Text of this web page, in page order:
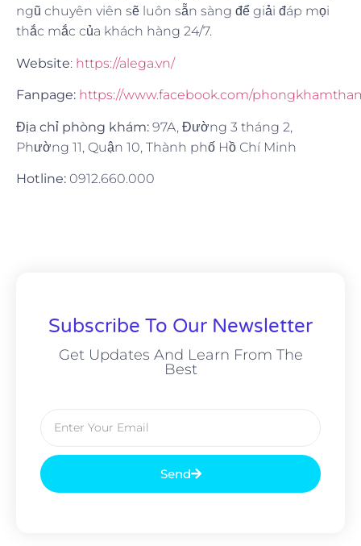
ngũ chuyên viên sẽ luôn sẵn sàng để giải đáp mọi
thắc mắc của khách hàng 24/7.
Website: https://alega.vn/
Fanpage: https://www.facebook.com/
Địa chỉ phòng khám: 97A, Đường 3 tháng 2,
Phường 11, Quận 10, Thành phố Hồ Chí Minh
Hotline: 0912.660.000
Subscribe To Our Newsletter
Get Updates And Learn From The
Best
Send